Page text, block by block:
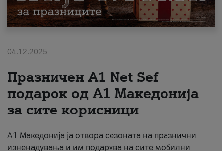
Поддршка
Надополни кредит
За нас
#ПодобарОнлајн
04.12.2025
Празничен A1 Net Sеf
подарок од А1 Македонија
за сите корисници
А1 Македонија ја отвора сезоната на празнични
изненадувања и им подарува на сите мобилни